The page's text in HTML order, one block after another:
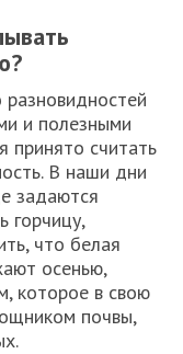
и полезными
принято считать
В наши дни
задаются
горчицу,
что белая
осенью,
которое в свою
почвы,